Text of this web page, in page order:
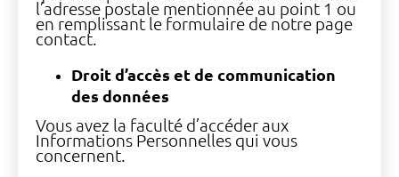
l’adresse postale mentionnée au point 1 ou
en remplissant le formulaire de notre page
contact.
Droit d’accès et de communication
des données
Vous avez la faculté d’accéder aux
Informations Personnelles qui vous
concernent.